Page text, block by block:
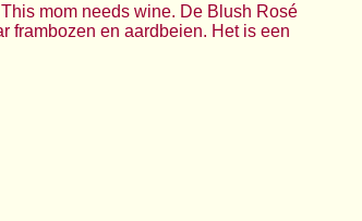
mom needs wine. De Blush Rosé
frambozen en aardbeien. Het is een